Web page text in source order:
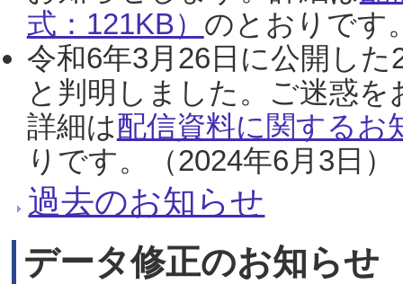
式：121KB） のとおりです
令和6年3月26日に公開し
と判明しました。ご迷惑
詳細は配信資料に関するお
りです。（2024年6月3日）
過去のお知らせ
データ修正のお知らせ